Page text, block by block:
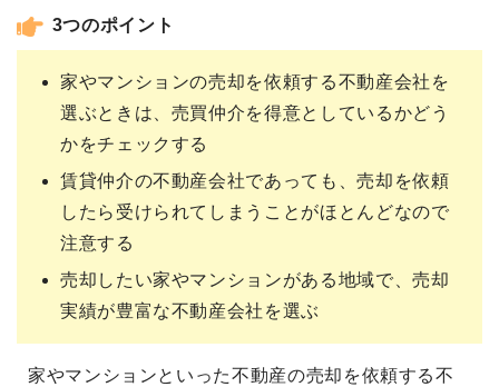
3つのポイント
家やマンションの売却を依頼する不動産会社を
選ぶときは、売買仲介を得意としているかどう
かをチェックする
賃貸仲介の不動産会社であっても、売却を依頼
したら受けられてしまうことがほとんどなので
注意する
売却したい家やマンションがある地域で、売却
実績が豊富な不動産会社を選ぶ
家やマンションといった不動産の売却を依頼する不